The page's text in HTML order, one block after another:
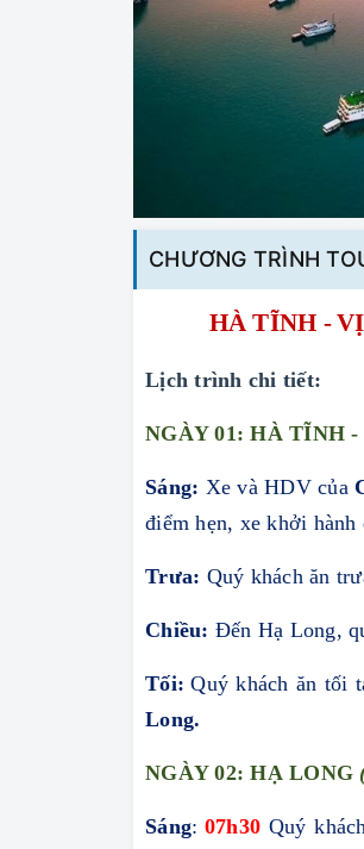
CHƯƠNG TRÌNH
HÀ TĨNH -
Lịch trình chi tiết:
NGÀY 01: HÀ TĨNH-
Sáng: Xevà HDV của
điểm hẹn, xe khởi hành
Trưa: Quý khách ăn
Chiều: Đến Hạ Long,
Tối: Quý khách ăn tối
Long.
NGÀY 02: HẠ LONG
Sáng: 07h30 Quý